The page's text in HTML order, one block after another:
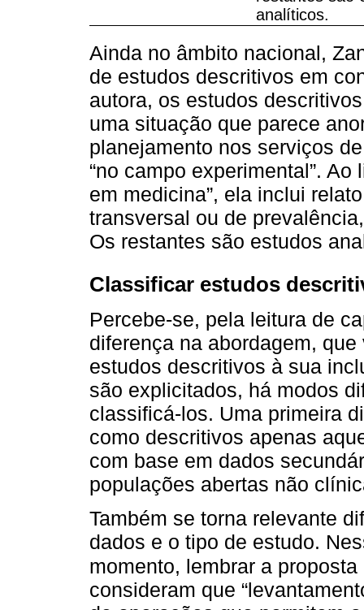
analíticos.
Ainda no âmbito nacional,
de estudos descritivos em
autora, os estudos
uma situação que parece
planejamento nos serviços
“no campo experimental”.
em medicina”, ela inclui
transversal ou de
Os restantes são estudos
Classificar estudos
Percebe-se, pela leitura de
diferença na abordagem,
estudos descritivos à sua
são explicitados, há modos
classificá-los. Uma primeira
como descritivos apenas
com base em dados
populações abertas não
Também se torna relevante
dados e o tipo de estudo.
momento, lembrar a
consideram que